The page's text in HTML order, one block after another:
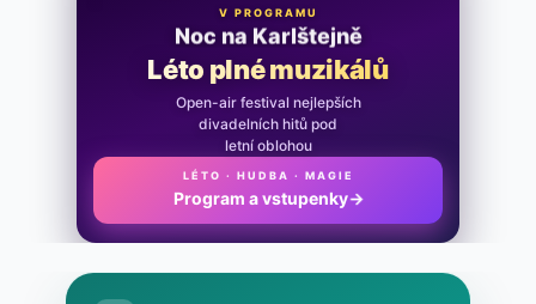
V PROGRAMU
Noc na Karlštejně
Léto plné muzikálů
Open-air festival nejlepších
divadelních hitů pod
letní oblohou
LÉTO · HUDBA · MAGIE
Program a vstupenky →